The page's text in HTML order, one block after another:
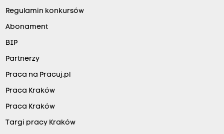
Regulamin konkursów
Abonament
BIP
Partnerzy
Praca na Pracuj.pl
Praca Kraków
Praca Kraków
Targi pracy Kraków